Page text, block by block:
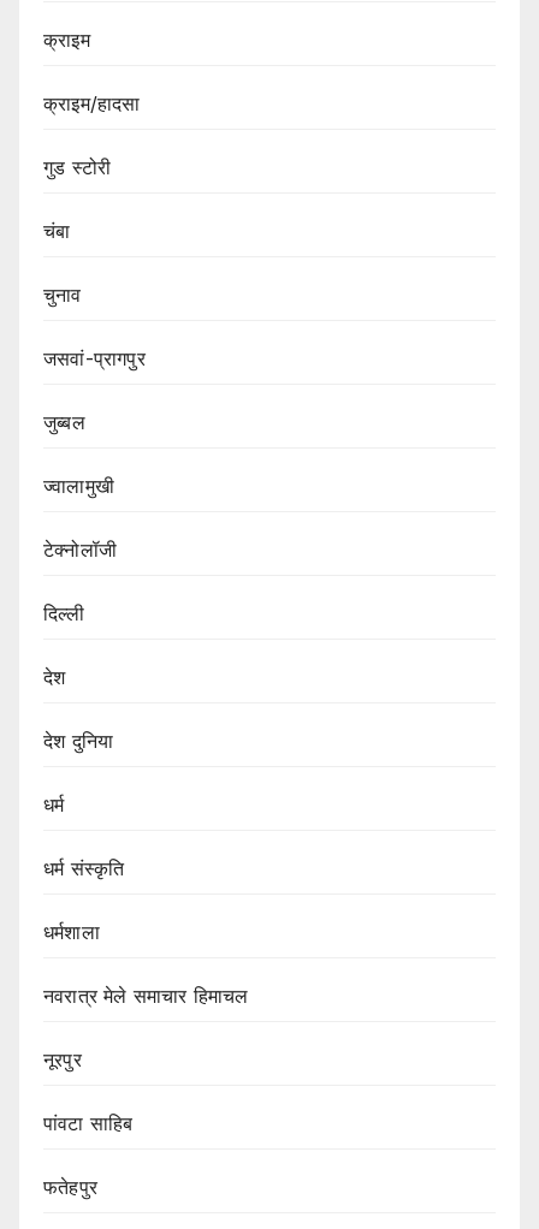
क्राइम
क्राइम/हादसा
गुड स्टोरी
चंबा
चुनाव
जसवां-प्रागपुर
जुब्बल
ज्वालामुखी
टेक्नोलॉजी
दिल्ली
देश
देश दुनिया
धर्म
धर्म संस्कृति
धर्मशाला
नवरात्र मेले समाचार हिमाचल
नूरपुर
पांवटा साहिब
फतेहपुर